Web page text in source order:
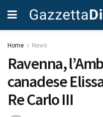
Home News
Ravenna,
canadese
Re Carlo III